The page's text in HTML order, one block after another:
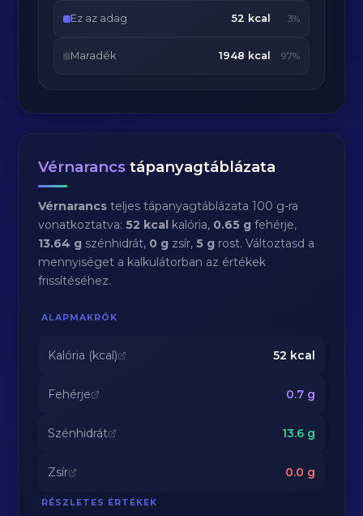
Ez az adag 52 kcal 3%
Maradék 1948 kcal 97%
Vérnarancs tápanyagtáblázata
Vérnarancs teljes tápanyagtáblázata 100 g-ra
vonatkoztatva:52 kcal kalória, 0.65 g fehérje,
13.64 g szénhidrát, 0 g zsír,5 g rost. Változtasd a
mennyiséget a kalkulátorban az értékek
frissítéséhez.
ALAPMAKRÓK
Kalória (kcal) 52 kcal
Fehérje 0.7g
Szénhidrát 13.6g
Zsír 0.0 g
RÉSZLETES ÉRTÉKEK